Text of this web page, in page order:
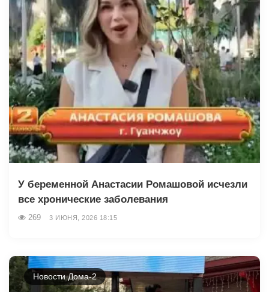
У беременной Анастасии Ромашовой исчезли
все хронические заболевания
269 3 ИЮНЯ, 2026 18:15
Новости Дома-2